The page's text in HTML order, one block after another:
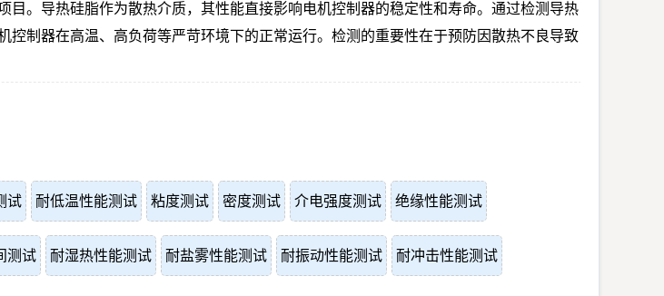
。导热硅脂作为散热介质，其性能直接影响电机控制器的稳定性和寿命。通过检测导热
制器在高温、高负荷等严苛环境下的正常运行。检测的重要性在于预防因散热不良导致
试 耐低温性能测试 粘度测试 密度测试 介电强度测试 绝缘性能测试
测试 耐湿热性能测试 耐盐雾性能测试 耐振动性能测试 耐冲击性能测试